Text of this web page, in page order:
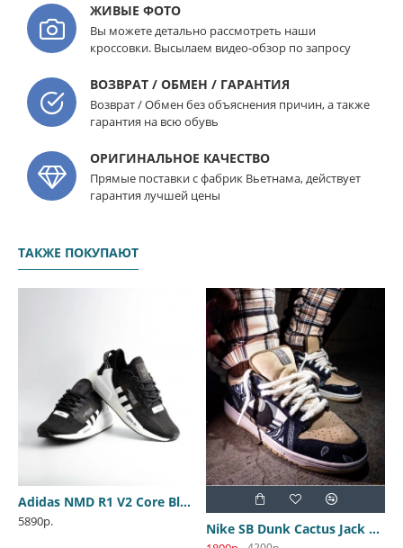
ЖИВЫЕ ФОТО
Вы можете детально рассмотреть наши
кроссовки. Высылаем видео-обзор по запросу
ВОЗВРАТ / ОБМЕН / ГАРАНТИЯ
Возврат / Обмен без объяснения причин, а также
гарантия на всю обувь
ОРИГИНАЛЬНОЕ КАЧЕСТВО
Прямые поставки с фабрик Вьетнама, действует
гарантия лучшей цены
ТАКЖЕ ПОКУПАЮТ
Adidas NMD R1 V2 Core Black
5890р. Nike SB Dunk Cactus Jack Travis Scott